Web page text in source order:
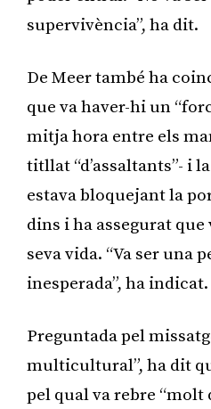
supervivència”, ha dit.
De Meer també ha
que va haver-hi un
mitja hora entre els
titllat “d’assaltants”- i
estava bloquejant la
dins i ha assegurat que
seva vida. “Va ser una
inesperada”, ha indicat.
Preguntada pel
multicultural”, ha dit
pel qual va rebre “molt